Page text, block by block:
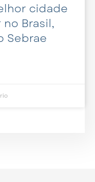
cidade
Brasil,
Sebrae